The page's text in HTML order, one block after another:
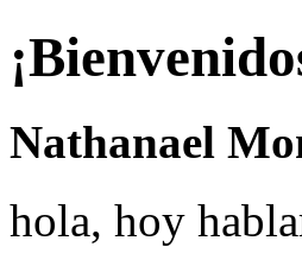
Nathanael
hola, hoy